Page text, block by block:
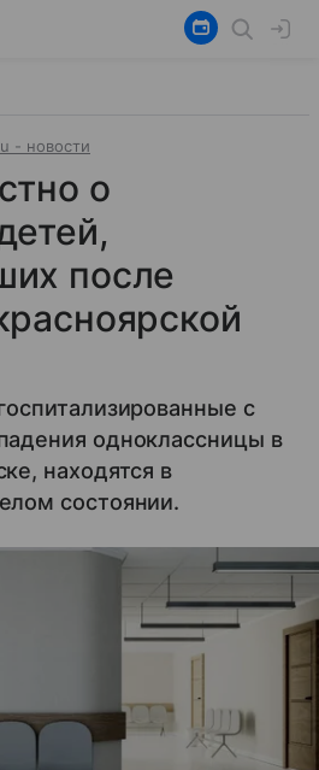
- новости
о
после
с
одноклассницы в
находятся в
состоянии.